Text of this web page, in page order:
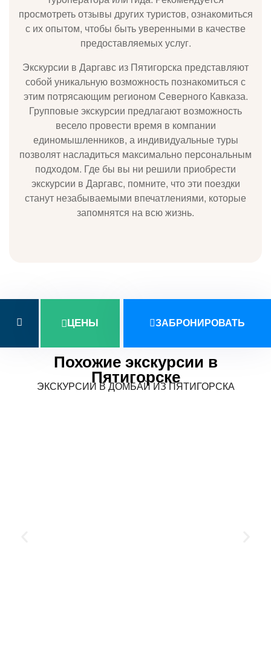
просмотреть отзывы других туристов, ознакомиться
с их опытом, чтобы быть уверенными в качестве
предоставляемых услуг.
Экскурсии в Даргавс из Пятигорска представляют
собой уникальную возможность познакомиться с
этим потрясающим регионом Северного Кавказа.
Групповые экскурсии предлагают возможность
весело провести время в компании
единомышленников, а индивидуальные туры
позволят насладиться максимально персональным
подходом. Где бы вы ни решили приобрести
экскурсии в Даргавс, помните, что эти поездки
станут незабываемыми впечатлениями, которые
запомнятся на всю жизнь.
ЦЕНЫ ЗАБРОНИРОВАТЬ
Похожие экскурсии в
Пятигорске
ЭКСКУРСИИ В ДОМБАЙ ИЗ ПЯТИГОРСКА